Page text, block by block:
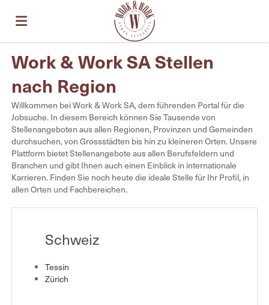
Home
Stellen
Lebenslauf
hochladen
Anmelden
EN
Work & Work SA Stellen
nach Region
Willkommen bei Work & Work SA, dem führenden Portal für die
Jobsuche. In diesem Bereich können Sie Tausende von
Stellenangeboten aus allen Regionen, Provinzen und Gemeinden
durchsuchen, von Grossstädten bis hin zu kleineren Orten. Unsere
Plattform bietet Stellenangebote aus allen Berufsfeldern und
Branchen und gibt Ihnen auch einen Einblick in internationale
Karrieren. Finden Sie noch heute die ideale Stelle für Ihr Profil, in
allen Orten und Fachbereichen.
Schweiz
Tessin
Zürich